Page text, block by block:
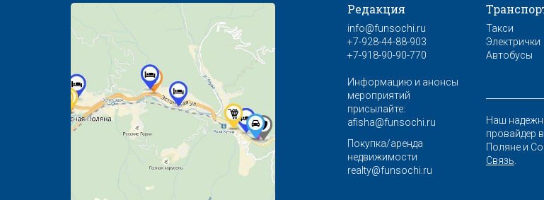
Редакция
info@funsochi.ru
+7-928-44-88-903
+7-918-90-90-770
Информацию и анонсы
мероприятий
присылайте:
afisha@funsochi.ru
Покупка/аренда
недвижимости
realty@funsochi.ru
Такси
Электрички
Автобусы
Наш
провайдер
Поляне и
Связь